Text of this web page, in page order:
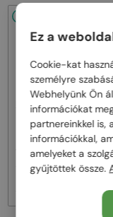
Dita—Napszemüvegek
MACH ONE DRX-2030
W - 59
Ez a
Cookie-kat
személyre
Webhelyünk Ön
információkat
partnereinkkel is,
információkkal,
amelyeket a
gyűjtöttek össze.